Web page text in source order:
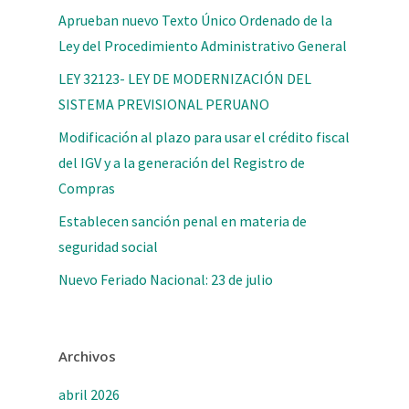
Aprueban nuevo Texto Único Ordenado de la
Ley del Procedimiento Administrativo General
LEY 32123- LEY DE MODERNIZACIÓN DEL
SISTEMA PREVISIONAL PERUANO
Modificación al plazo para usar el crédito fiscal
del IGV y a la generación del Registro de
Compras
Establecen sanción penal en materia de
seguridad social
Nuevo Feriado Nacional: 23 de julio
Archivos
abril 2026